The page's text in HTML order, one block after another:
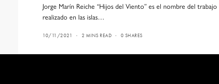
Jorge Marín Reiche “Hijos del Viento” es el nombre del trabajo
realizado en las islas…
10/11/2021 2 MINS READ 0 SHARES